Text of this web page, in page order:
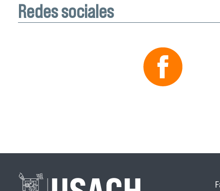
Redes sociales